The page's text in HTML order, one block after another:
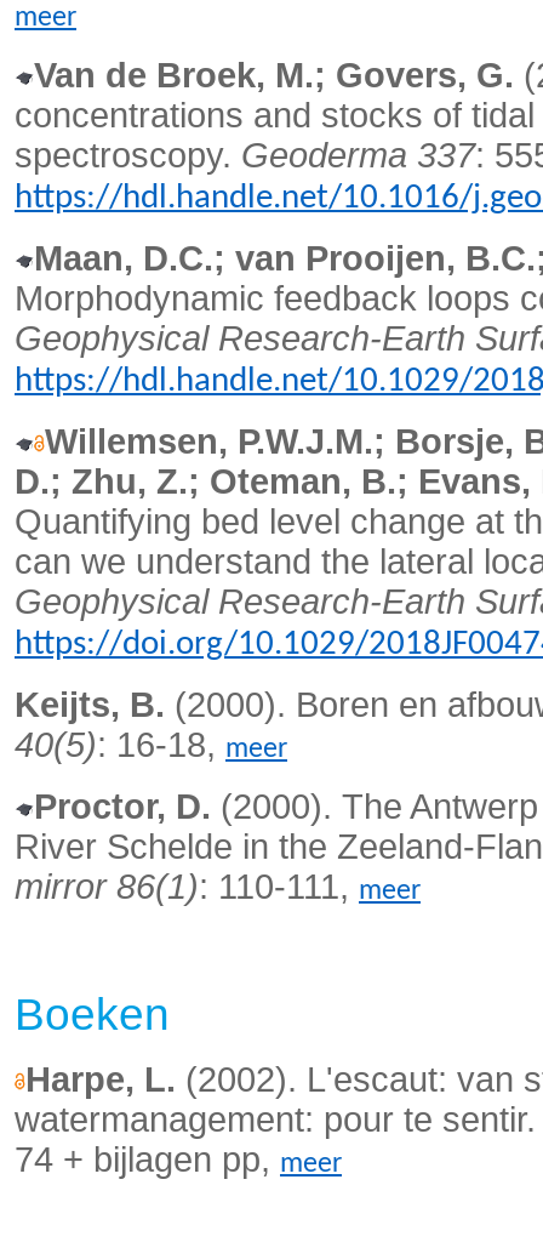
meer
Van de Broek, M.; Govers, G.
concentrations and stocks of
spectroscopy. Geoderma 337:
https://hdl.handle.net/10.1016/
Maan, D.C.; van Prooijen,
Morphodynamic feedback loops
Geophysical Research-Earth
https://hdl.handle.net/10.1029/
Willemsen, P.W.J.M.; Borsje,
D.; Zhu, Z.; Oteman, B.;
Quantifying bed level change at
can we understand the lateral
Geophysical Research-Earth
https://doi.org/10.1029/
Keijts, B. (2000). Boren en
40(5): 16-18, meer
Proctor, D. (2000). The
River Schelde in the Zeeland-
mirror 86(1): 110-111, meer
Boeken
Harpe, L. (2002). L'escaut: van
watermanagement: pour te
74 + bijlagen pp, meer